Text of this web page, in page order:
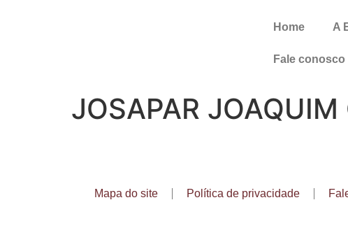
Home A
Fale conosco
JOSAPAR JOAQUIM
Mapa do site Política de privacidade